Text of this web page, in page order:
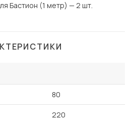
Бастион (1 метр) — 2 шт.
80
220